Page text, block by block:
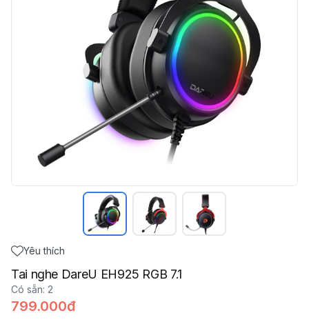
Yêu thích
Tai nghe DareU EH925 RGB 7.1
Có sẵn: 2
799.000đ